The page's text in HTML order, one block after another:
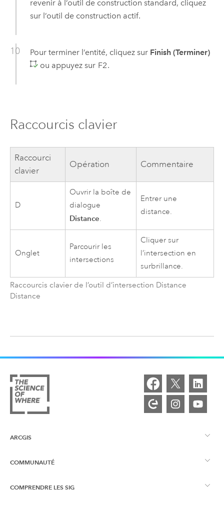
revenir à l’outil de construction standard, cliquez
sur l’outil de construction actif.
Pour terminer l’entité, cliquez sur Finish (Terminer)
ou appuyez sur F2.
Raccourcis clavier
Raccourci
clavier
Opération Commentaire
D
Ouvrir la boîte de
dialogue
Distance.
Entrer une
distance.
Onglet
Parcourir les
intersections
Cliquer sur
l’intersection en
surbrillance.
Raccourcis clavier de l’outil d’intersection Distance
Distance
ARCGIS
Vue d’ensemble d’ArcGIS
Cartographie
COMMUNAUTÉ
Esri Community
COMPRENDRE LES SIG